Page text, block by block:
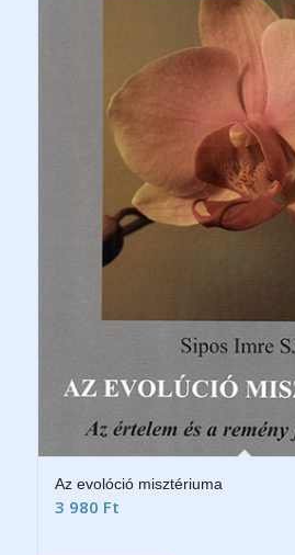
Az evolóció misztériuma
3 980 Ft